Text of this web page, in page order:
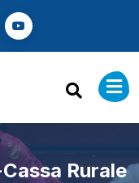
Rurale